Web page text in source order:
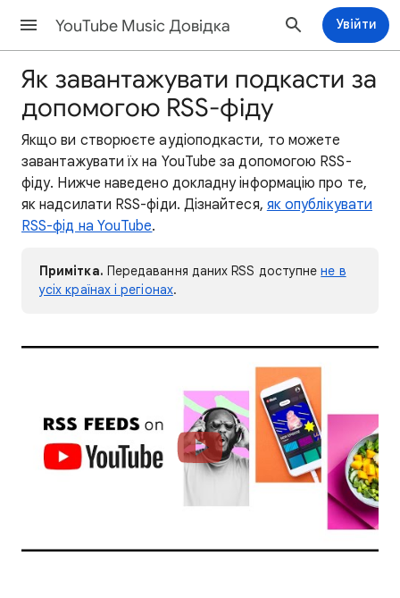
YouTube Music Довідка Увійти
Як завантажувати подкасти за
допомогою RSS-фіду
Якщо ви створюєте аудіоподкасти, то можете
завантажувати їх на YouTube за допомогою RSS-
фіду. Нижче наведено докладну інформацію про те,
як надсилати RSS-фіди. Дізнайтеся, як опублікувати
RSS-фід на YouTube.
Примітка. Передавання даних RSS доступнене в
усіх країнах і регіонах.